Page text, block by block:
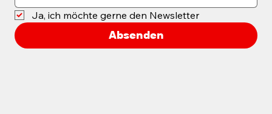
Ja, ich möchte gerne den Newsletter
Absenden